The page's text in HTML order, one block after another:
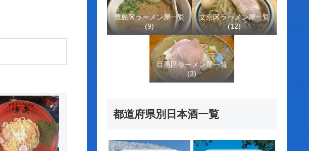
豊島区ラーメン屋一覧
(9)
文京区ラーメン屋一覧
(12)
目黒区ラーメン屋一覧
(3)
都道府県別日本酒一覧